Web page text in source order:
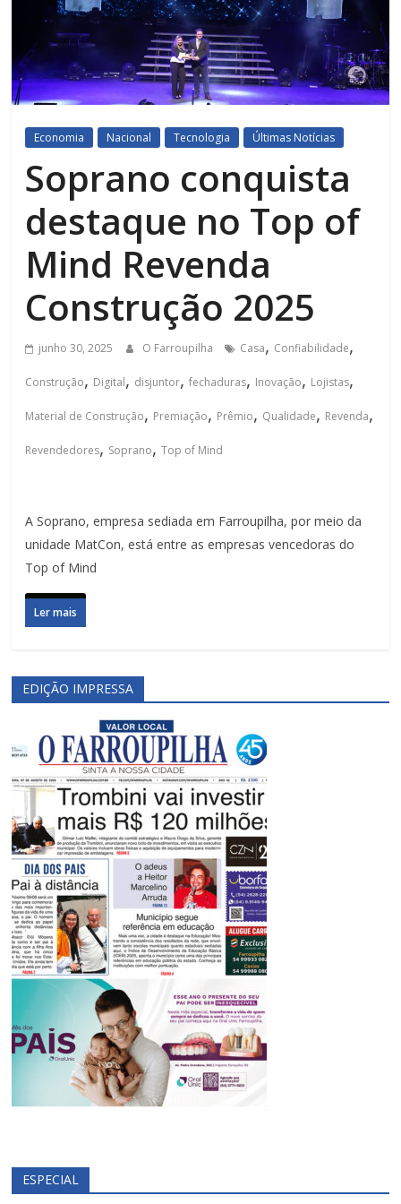
Economia Nacional Tecnologia Últimas Notícias
Soprano conquista
destaque no Top of
Mind Revenda
Construção 2025
junho 30, 2025 O Farroupilha Casa, Confiabilidade,
Construção, Digital, disjuntor,fechaduras, Inovação, Lojistas,
Material de Construção, Premiação, Prêmio, Qualidade, Revenda,
Revendedores, Soprano,Top of Mind
A Soprano, empresa sediada em Farroupilha, por meio da
unidade MatCon, está entre as empresas vencedoras do
Top of Mind
Ler mais
EDIÇÃO IMPRESSA
ESPECIAL